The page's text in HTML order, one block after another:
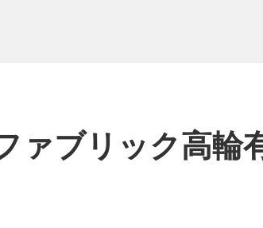
ァブリック高輪